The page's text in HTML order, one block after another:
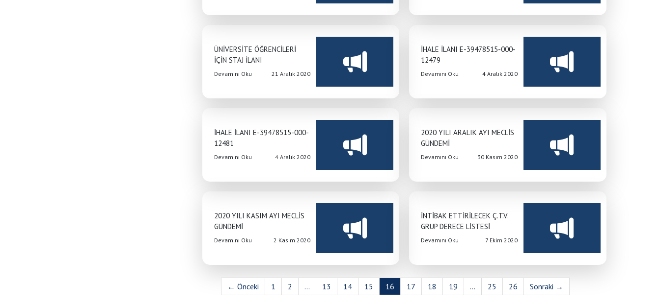
ÜNİVERSİTE ÖĞRENCİLERİ
İÇİN STAJ İLANI
Devamını Oku 21 Aralık 2020
İHALE İLANI E-39478515-000-
12479
Devamını Oku 4 Aralık 2020
İHALE İLANI E-39478515-000-
12481
Devamını Oku 4 Aralık 2020
2020 YILI ARALIK AYI MECLİS
GÜNDEMİ
Devamını Oku 30 Kasım 2020
2020 YILI KASIM AYI MECLİS
GÜNDEMİ
Devamını Oku 2 Kasım 2020
İNTİBAK ETTİRİLECEK Ç.T.V.
GRUP DERECE LİSTESİ
Devamını Oku 7 Ekim 2020
← Önceki 1 2 ... 13 14 15 16 17 18 19 ... 25 26 Sonraki →